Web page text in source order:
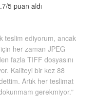
5 puan aldı
teslim ediyorum, ancak
her zaman JPEG
fazla TIFF dosyasını
Kaliteyi bir kez 88
Artık her teslimat
gerekmiyor."